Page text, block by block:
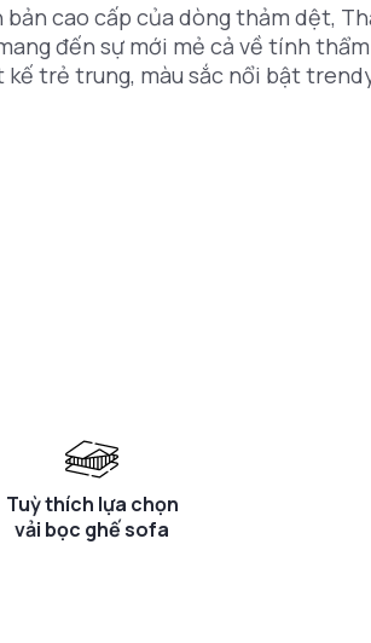
bản cao cấp của dòng thảm dệt,
đến sự mới mẻ cả về tính
trẻ trung, màu sắc nổi bật
Tuỳ thích lựa chọn
vải bọc ghế sofa